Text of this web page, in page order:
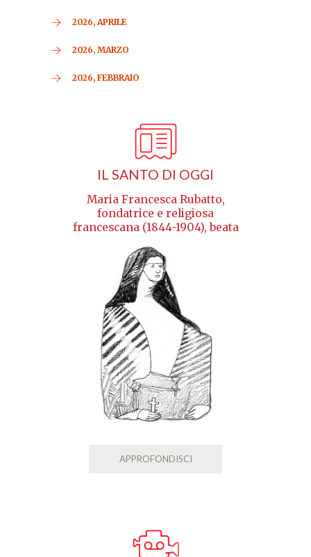
2026, APRILE
2026, MARZO
2026, FEBBRAIO
IL SANTO DI OGGI
Maria Francesca Rubatto,
fondatrice e religiosa
francescana (1844-1904), beata
APPROFONDISCI